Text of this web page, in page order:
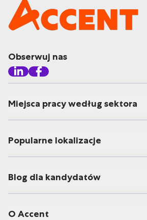
Obserwuj nas
Miejsca pracy według sektora
Popularne lokalizacje
Blog dla kandydatów
O Accent